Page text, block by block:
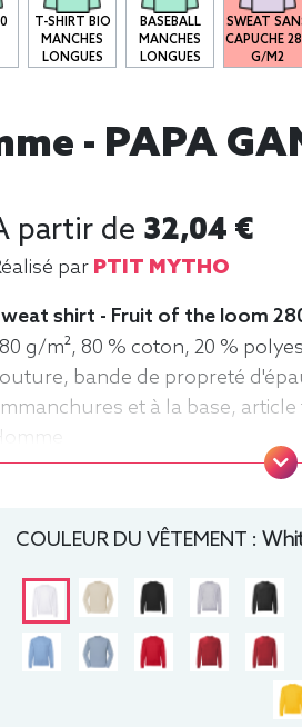
T-SHIRT BIO
MANCHES
LONGUES
BASEBALL
MANCHES
LONGUES
SWEAT
CAPUCHE
G/M2
- PAPA
partir de 32,04 €
par PTIT MYTHO
shirt - Fruit of the loom
g/m², 80 % coton, 20 %
bande de propreté
et à la base,
COULEUR DU VÊTEMENT :